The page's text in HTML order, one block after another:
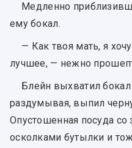
Медленно
ему бокал.
— Как твоя мать, я
лучшее, — нежно
Блейн выхватил
раздумывая, выпил
Опустошенная посуда
осколками бутылки и